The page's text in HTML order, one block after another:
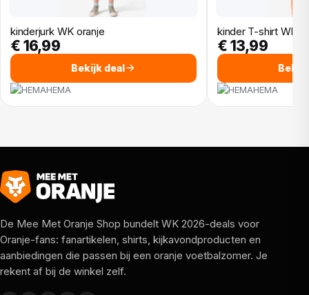
ideale prestaties te leveren in alle soorten
weersomstandigheden. Deze nieuwe collectie wordt
onder andere gedragen tijdens het EK in Duitsland.
Sterspelers als Frenkie de Jong, Virgil van Dijk en Xavi
Simons zijn hierin te bewonderen. Support onze Oranje
Leeuwen om Europees kampioen te worden. .
kinderjurk WK oranje
€ 16,99
Bekijk deal
HEMA
kinder T-shirt WK
€ 13,99
HEMA
De Mee Met Oranje Shop bundelt WK 2026-deals voor
Oranje-fans: fanartikelen, shirts, kijkavondproducten en
aanbiedingen die passen bij een oranje voetbalzomer. Je
rekent af bij de winkel zelf.